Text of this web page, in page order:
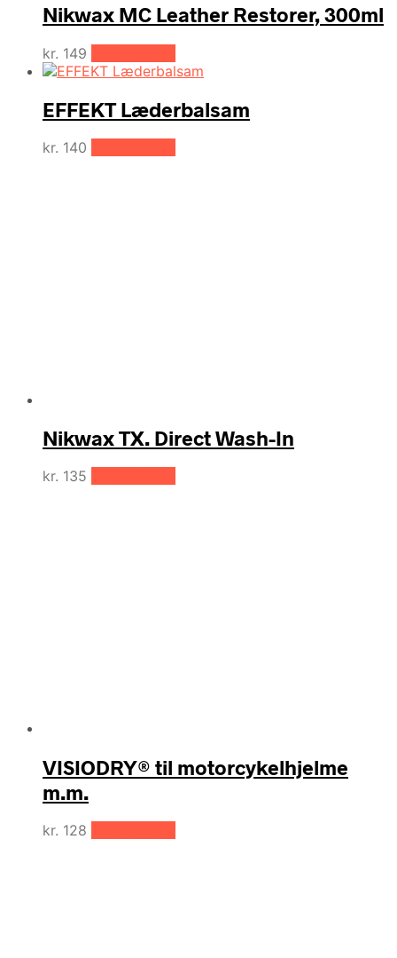
Nikwax MC Leather Restorer, 300ml
kr. 149
EFFEKT Læderbalsam
kr. 140
Nikwax TX. Direct Wash-In
kr. 135
VISIODRY® til motorcykelhjelme
m.m.
kr. 128